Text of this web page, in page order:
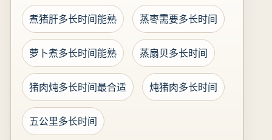
煮猪肝多长时间能熟 蒸枣需要多长时间
萝卜煮多长时间能熟 蒸扇贝多长时间
猪肉炖多长时间最合适 炖猪肉多长时间
五公里多长时间